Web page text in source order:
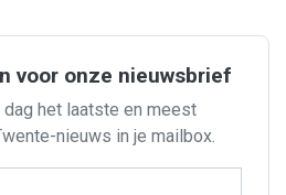
voor onze nieuwsbrief
dag het laatste en meest
nieuws in je mailbox.